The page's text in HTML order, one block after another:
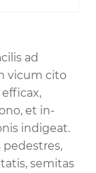
ad
vicum cito
et in-
indigeat.
semitas